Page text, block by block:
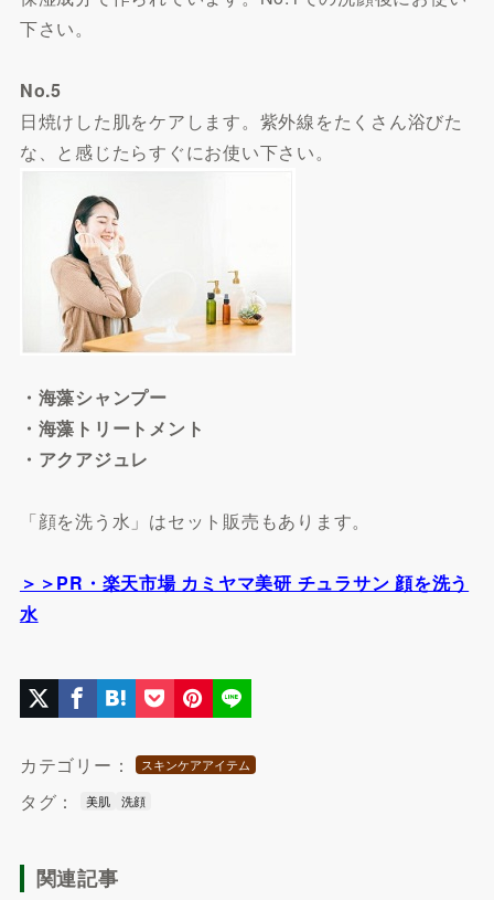
下さい。
No.5
日焼けした肌をケアします。紫外線をたくさん浴びた
な、と感じたらすぐにお使い下さい。
・海藻シャンプー
・海藻トリートメント
・アクアジュレ
「顔を洗う水」はセット販売もあります。
＞＞PR・楽天市場 カミヤマ美研 チュラサン 顔を洗う
水
カテゴリー： スキンケアアイテム
タグ： 美肌 洗顔
関連記事